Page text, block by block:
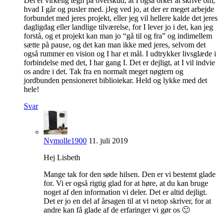
hvad I går og pusler med. jJeg ved jo, at der er meget arbejde
forbundet med jeres projekt, eller jeg vil hellere kalde det jeres
dagligdag eller landlige tilværelse, for I lever jo i det, kan jeg
forstå, og et projekt kan man jo “gå til og fra” og indimellem
sætte på pause, og det kan man ikke med jeres, selvom det
også rummer en vision og I har et mål. I udtrykker livsglæde i
forbindelse med det, I har gang I. Det er dejligt, at I vil indvie
os andre i det. Tak fra en normalt meget nøgtern og
jordbunden pensioneret biblioiekar. Held og lykke med det
hele!
Svar
Nymolle1900 11. juli 2019
Hej Lisbeth
Mange tak for den søde hilsen. Den er vi bestemt glade
for. Vi er også rigtig glad for at høre, at du kan bruge
noget af den information vi deler. Det er altid dejligt.
Det er jo en del af årsagen til at vi netop skriver, for at
andre kan få glade af de erfaringer vi gør os 🙂